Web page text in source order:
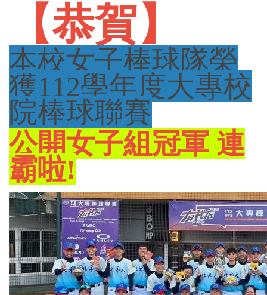
【恭賀】
本校女子棒球隊榮
獲112學年度大專校
院棒球聯賽
公開女子組冠軍 連
霸啦!